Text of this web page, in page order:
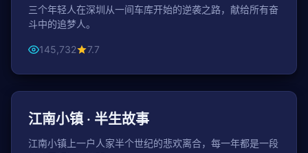
三个年轻人在深圳从一间车库开始的逆袭之路，献给所有奋
斗中的追梦人。
145,732 7.7
家庭
江南小镇 · 半生故事
江南小镇上一户人家半个世纪的悲欢离合，每一年都是一段